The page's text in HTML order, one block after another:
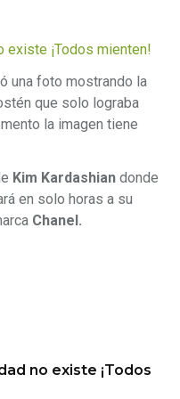
existe ¡Todos mienten!
una foto mostrando la
que solo lograba
la imagen tiene
Kim Kardashian donde
en solo horas a su
Chanel.
no existe ¡Todos